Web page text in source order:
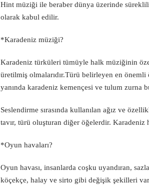
Hint müziği ile beraber dünya üzerinde
olarak kabul edilir.
*Karadeniz müziği?
Karadeniz türküleri tümüyle halk müziğinin
üretilmiş olmalarıdır.Türü belirleyen en
yanında karadeniz kemençesi ve tulum zurna
Seslendirme sırasında kullanılan ağız ve
tavır, türü oluşturan diğer öğelerdir.
*Oyun havaları?
Oyun havası, insanlarda coşku uyandıran,
köçekçe, halay ve sirto gibi değişik şekilleri